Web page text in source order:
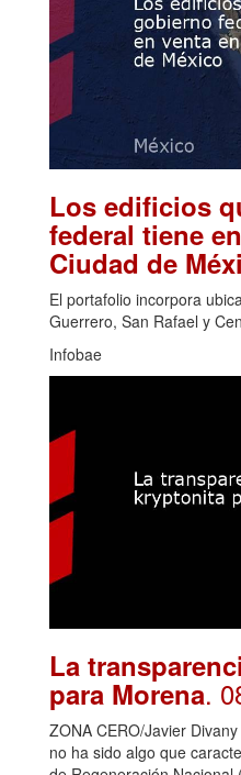
Los edificios
federal tiene
Ciudad de
El portafolio incorpora
Guerrero, San Rafael y
Infobae
La
para Morena.
ZONA CERO/Javier
no ha sido algo que